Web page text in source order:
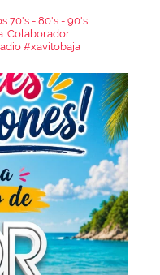
70's - 80's - 90's
Colaborador
#xavitobaja